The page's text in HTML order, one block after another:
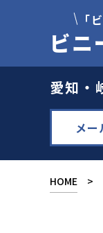
「
ビ
愛知・
メー
HOME >